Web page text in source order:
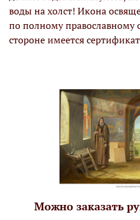
воды на холст! Икона
по полному православному
стороне имеется
Можно заказать